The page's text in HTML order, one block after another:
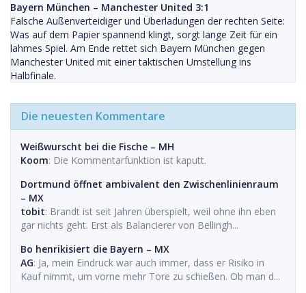
Bayern München – Manchester United 3:1
Falsche Außenverteidiger und Überladungen der rechten Seite:
Was auf dem Papier spannend klingt, sorgt lange Zeit für ein
lahmes Spiel. Am Ende rettet sich Bayern München gegen
Manchester United mit einer taktischen Umstellung ins
Halbfinale.
Die neuesten Kommentare
Weißwurscht bei die Fische – MH
Koom: Die Kommentarfunktion ist kaputt.
Dortmund öffnet ambivalent den Zwischenlinienraum
– MX
tobit: Brandt ist seit Jahren überspielt, weil ohne ihn eben
gar nichts geht. Erst als Balancierer von Bellingh...
Bo henrikisiert die Bayern – MX
AG: Ja, mein Eindruck war auch immer, dass er Risiko in
Kauf nimmt, um vorne mehr Tore zu schießen. Ob man d...